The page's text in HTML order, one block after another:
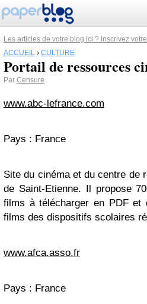
Les articles de votre blog ici ? Inscrivez
ACCUEIL › CULTURE
Portail de ressources
Par Censure
www.abc-lefrance.com
Pays : France
Site du cinéma et du centre de
de Saint-Etienne. Il propose
films à télécharger en PDF et
films des dispositifs scolaires
www.afca.asso.fr
Pays : France